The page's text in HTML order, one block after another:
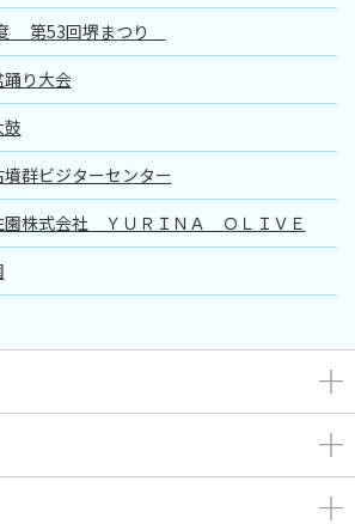
第53回堺まつり
り大会
墳群ビジターセンター
園株式会社 ＹＵＲＩＮＡ ＯＬＩＶＥ